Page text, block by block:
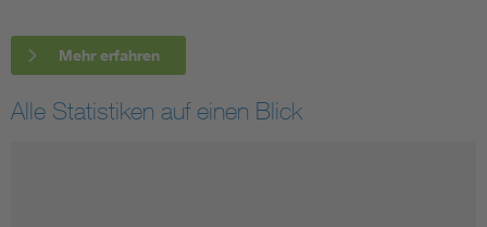
Mehr erfahren
Alle Statistiken auf einen Blick